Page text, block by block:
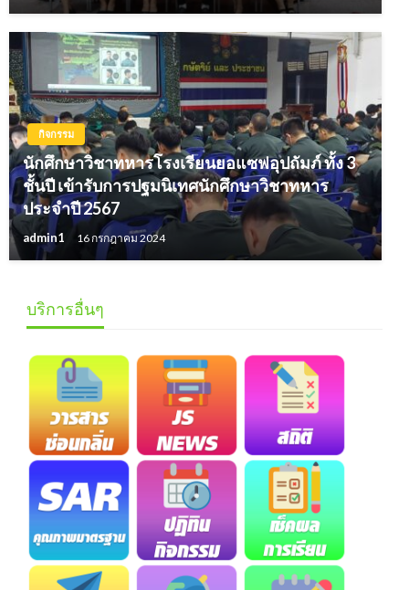
กิจกรรม
นักศึกษาวิชาทหารโรงเรียนยอแซฟอุปถัมภ์ ทั้ง 3
ชั้นปี เข้ารับการปฐมนิเทศนักศึกษาวิชาทหาร
ประจำปี 2567
admin1 16 กรกฎาคม 2024
บริการอื่นๆ